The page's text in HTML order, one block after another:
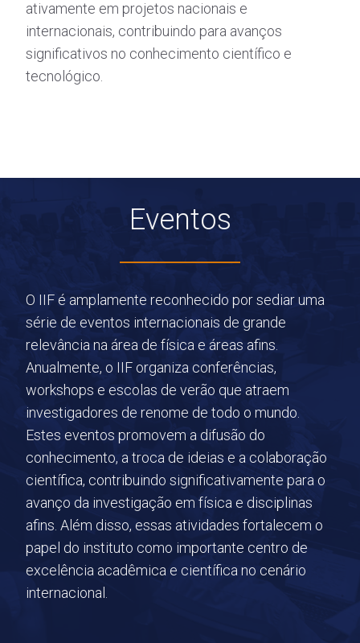
ativamente em projetos nacionais e
internacionais, contribuindo para avanços
significativos no conhecimento científico e
tecnológico.
Eventos
O IIF é amplamente reconhecido por sediar uma
série de eventos internacionais de grande
relevância na área de física e áreas afins.
Anualmente, o IIF organiza conferências,
workshops e escolas de verão que atraem
investigadores de renome de todo o mundo.
Estes eventos promovem a difusão do
conhecimento, a troca de ideias e a colaboração
científica, contribuindo significativamente para o
avanço da investigação em física e disciplinas
afins. Além disso, essas atividades fortalecem o
papel do instituto como importante centro de
excelência acadêmica e científica no cenário
internacional.